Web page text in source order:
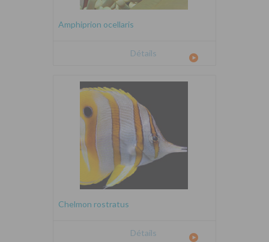
Amphiprion ocellaris
Détails
Chelmon rostratus
Détails